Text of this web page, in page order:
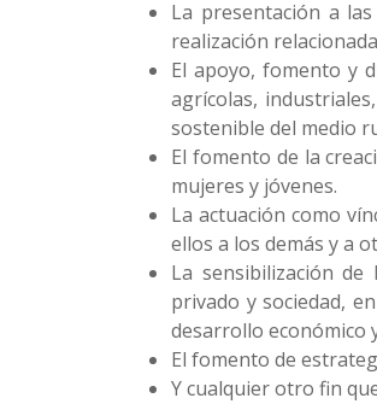
La presentación a
realización
El apoyo, fomento y
agrícolas,
sostenible del medio
El fomento de la
mujeres y jóvenes.
La actuación como
ellos a los demás y a
La sensibilización de
privado y sociedad,
desarrollo económico
El fomento de
Y cualquier otro fin